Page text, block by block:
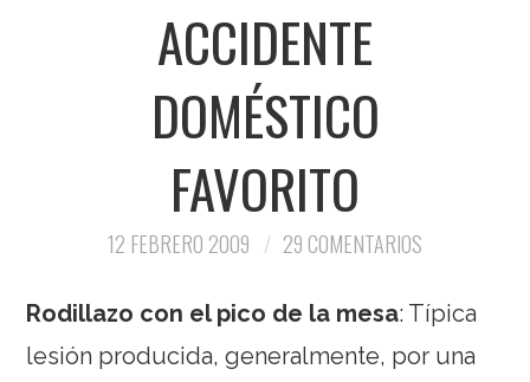
MIS VIAJESACCIDENTE
DOMÉSTICO
FAVORITO
12 FEBRERO 2009 29 COMENTARIOS
Rodillazo con el pico de la mesa: Típica
lesión producida, generalmente, por una